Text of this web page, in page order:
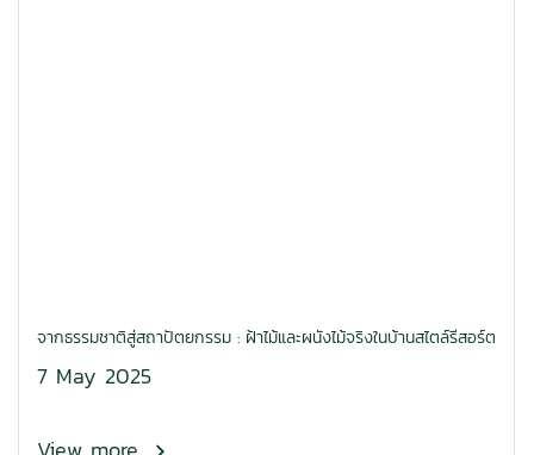
จากธรรมชาติสู่สถาปัตยกรรม : ฝ้าไม้และผนังไม้จริงในบ้านสไตล์รีสอร์ต
7 May 2025